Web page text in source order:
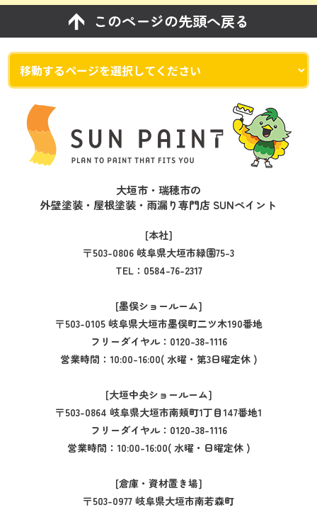
このページの先頭へ戻る
大垣市・瑞穂市の
外壁塗装・屋根塗装・雨漏り専門店 SUNペイント
[本社]
〒503-0806 岐阜県大垣市緑園75-3
TEL： 0584-76-2317
[墨俣ショールーム]
〒503-0105 岐阜県大垣市墨俣町二ツ木190番地
フリーダイヤル： 0120-38-1116
営業時間：10:00-16:00( 水曜・第3日曜定休 )
[大垣中央ショールーム]
〒503-0864 岐阜県大垣市南頬町1丁目147番地1
フリーダイヤル： 0120-38-1116
営業時間：10:00-16:00( 水曜・日曜定休 )
[倉庫・資材置き場]
〒503-0977 岐阜県大垣市南若森町